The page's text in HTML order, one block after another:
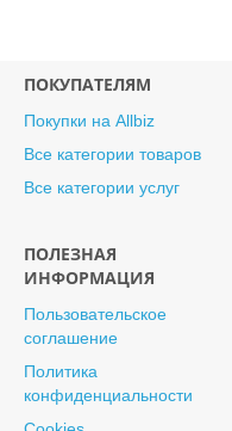
ПОКУПАТЕЛЯМ
Покупки на Allbiz
Все категории товаров
Все категории услуг
ПОЛЕЗНАЯ
ИНФОРМАЦИЯ
Пользовательское
соглашение
Политика
конфиденциальности